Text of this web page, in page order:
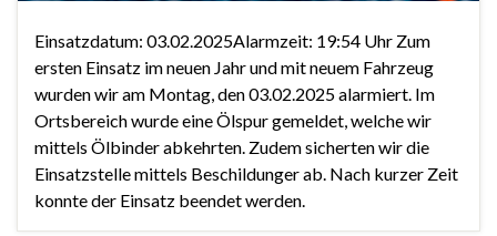
Einsatzdatum: 03.02.2025Alarmzeit: 19:54 Uhr Zum
ersten Einsatz im neuen Jahr und mit neuem Fahrzeug
wurden wir am Montag, den 03.02.2025 alarmiert. Im
Ortsbereich wurde eine Ölspur gemeldet, welche wir
mittels Ölbinder abkehrten. Zudem sicherten wir die
Einsatzstelle mittels Beschildunger ab. Nach kurzer Zeit
konnte der Einsatz beendet werden.